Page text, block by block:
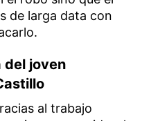
de larga data con
del joven
al trabajo